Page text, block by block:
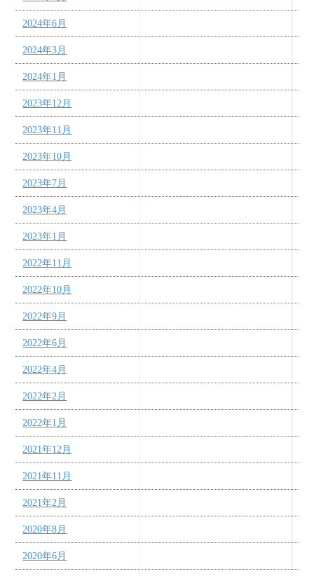
2024年6月
2024年3月
2024年1月
2023年12月
2023年11月
2023年10月
2023年7月
2023年4月
2023年1月
2022年11月
2022年10月
2022年9月
2022年6月
2022年4月
2022年2月
2022年1月
2021年12月
2021年11月
2021年2月
2020年8月
2020年6月